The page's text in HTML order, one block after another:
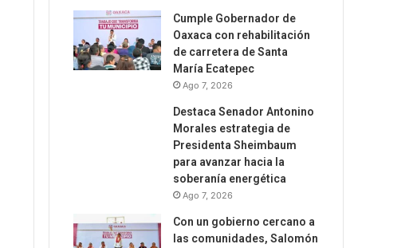
Cumple Gobernador de
Oaxaca con rehabilitación
de carretera de Santa
María Ecatepec
Ago 7, 2026
Destaca Senador Antonino
Morales estrategia de
Presidenta Sheimbaum
para avanzar hacia la
soberanía energética
Ago 7, 2026
Con un gobierno cercano a
las comunidades, Salomón